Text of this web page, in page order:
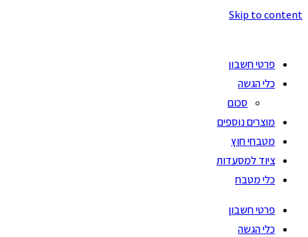
Skip to content
פרטי חשבון
כלי הגשה
סכום
מוצרים נוספים
מטבחי חוץ
ציוד למסעדות
כלי מטבח
פרטי חשבון
כלי הגשה